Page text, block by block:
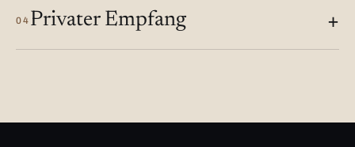
04 Privater Empfang